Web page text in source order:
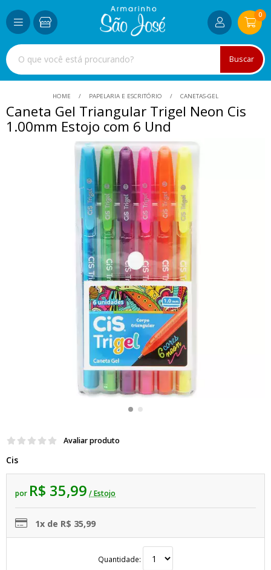
Buscar
0
HOME PAPELARIA E ESCRITÓRIO CANETAS-GEL
Caneta Gel Triangular Trigel Neon Cis
1.00mm Estojo com 6 Und
Avaliar produto
Cis
por R$ 35,99 / Estojo
1x de R$ 35,99
Quantidade: